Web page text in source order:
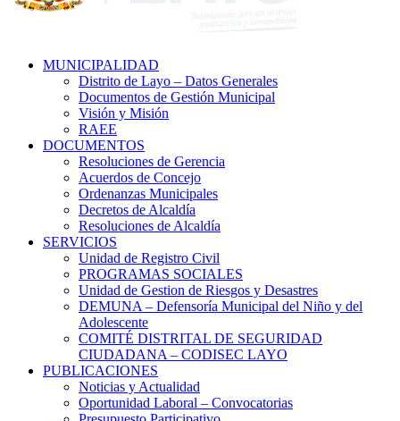
MUNICIPALIDAD
Distrito de Layo – Datos Generales
Documentos de Gestión Municipal
Visión y Misión
RAEE
DOCUMENTOS
Resoluciones de Gerencia
Acuerdos de Concejo
Ordenanzas Municipales
Decretos de Alcaldía
Resoluciones de Alcaldía
SERVICIOS
Unidad de Registro Civil
PROGRAMAS SOCIALES
Unidad de Gestion de Riesgos y Desastres
DEMUNA – Defensoría Municipal del Niño y del
Adolescente
COMITÉ DISTRITAL DE SEGURIDAD
CIUDADANA – CODISEC LAYO
PUBLICACIONES
Noticias y Actualidad
Oportunidad Laboral – Convocatorias